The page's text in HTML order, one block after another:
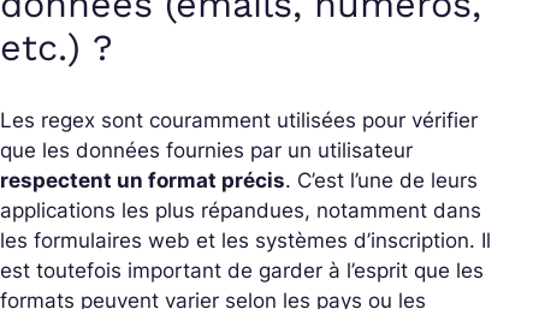
etc.) ?
Les regex sont couramment utilisées pour vérifier
que les données fournies par un utilisateur
respectent un format précis. C’est l’une de leurs
applications les plus répandues, notamment dans
les formulaires web et les systèmes d’inscription. Il
est toutefois important de garder à l’esprit que les
formats peuvent varier selon les pays ou les